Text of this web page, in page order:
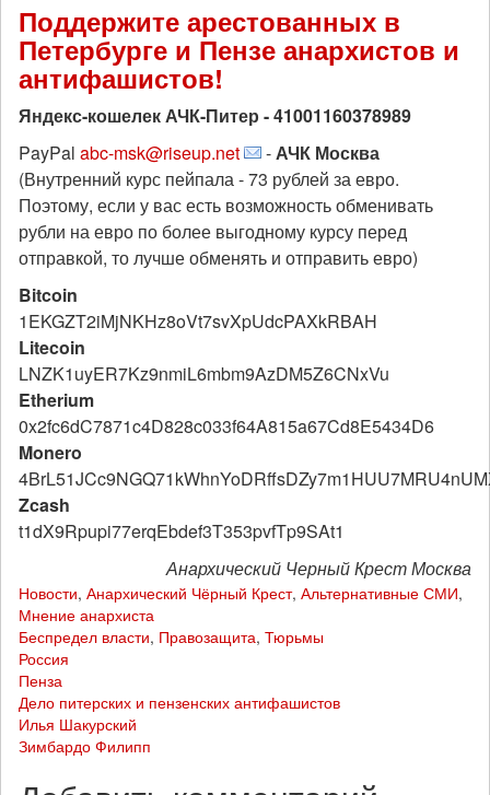
Поддержите арестованных в
Петербурге и Пензе анархистов и
антифашистов!
Яндекс-кошелек АЧК-Питер - 41001160378989
PayPal abc-msk@riseup.net -АЧК Москва
(Внутренний курс пейпала - 73 рублей за евро.
Поэтому, если у вас есть возможность обменивать
рубли на евро по более выгодному курсу перед
отправкой, то лучше обменять и отправить евро)
Bitcoin
1EKGZT2iMjNKHz8oVt7svXpUdcPAXkRBAH
Litecoin
LNZK1uyER7Kz9nmiL6mbm9AzDM5Z6CNxVu
Etherium
0x2fc6dC7871c4D828c033f64A815a67Cd8E5434D6
Monero
Zcash
t1dX9Rpupi77erqEbdef3T353pvfTp9SAt1
Анархический Черный Крест Москва
Новости, Анархический Чёрный Крест, Альтернативные СМИ,
Мнение анархиста
Беспредел власти, Правозащита, Тюрьмы
Россия
Пенза
Дело питерских и пензенских антифашистов
Илья Шакурский
Зимбардо Филипп